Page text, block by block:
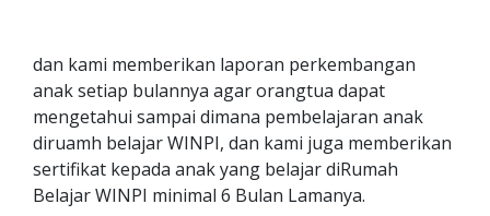
dan kami memberikan laporan perkembangan
anak setiap bulannya agar orangtua dapat
mengetahui sampai dimana pembelajaran anak
diruamh belajar WINPI, dan kami juga memberikan
sertifikat kepada anak yang belajar diRumah
Belajar WINPI minimal 6 Bulan Lamanya.